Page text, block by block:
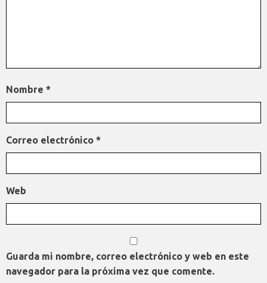
Nombre *
Correo electrónico *
Web
Guarda mi nombre, correo electrónico y web en este
navegador para la próxima vez que comente.